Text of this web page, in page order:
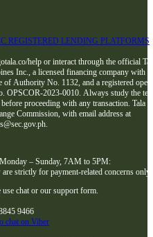
REGISTERED LENDING PLATFORMS
help or interact through the official
Inc., a licensed financing company with
Authority No. 1132, and a registered
OPSCOR-2023-0010. Always study the
proceeding with any transaction. Tala is
Commission, with email address at
– Sunday, 7AM to 5PM:
strictly for payment-related concerns only.
use chat or our support form.
9466
chat on Viber